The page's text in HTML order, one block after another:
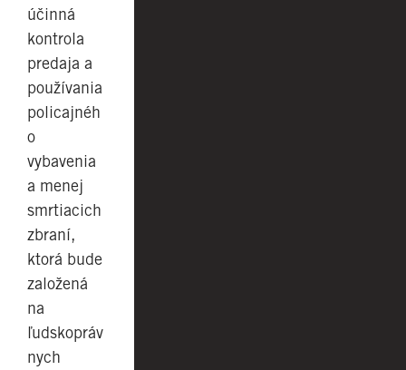
účinná
kontrola
predaja a
používania
policajnéh
o
vybavenia
a menej
smrtiacich
zbraní,
ktorá bude
založená
na
ľudskopráv
nych